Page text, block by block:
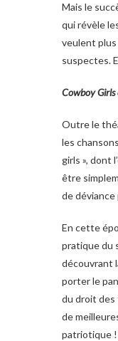
Mais le
qui révèle
veulent plus
suspectes.
Cowboy
Outre le
les
girls », dont
être
de
En cette
pratique du
découvrant
porter le
du droit des
de
patriotique !